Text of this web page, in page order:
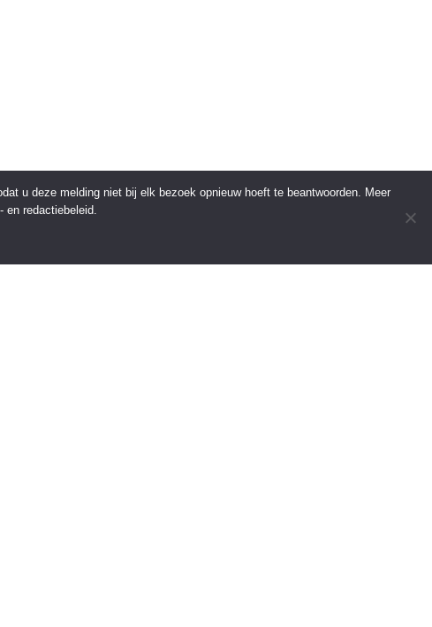
u deze melding niet bij elk bezoek opnieuw hoeft te beantwoorden. Meer
en redactiebeleid.